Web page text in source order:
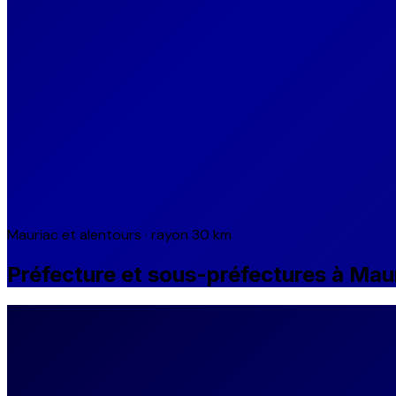
Mauriac et alentours · rayon 30 km
Préfecture et sous-préfectures à